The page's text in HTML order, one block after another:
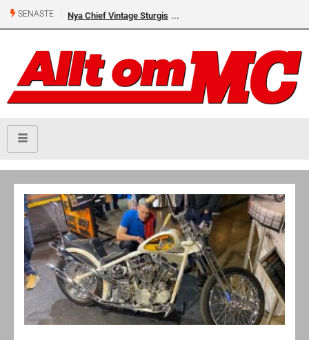
SENASTE Nya Chief Vintage Sturgis